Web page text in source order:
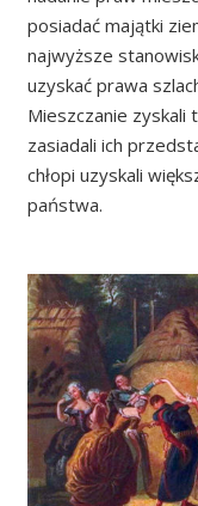
posiadać majątki
najwyższe
uzyskać prawa
Mieszczanie zyskali
zasiadali ich
chłopi uzyskali
państwa.